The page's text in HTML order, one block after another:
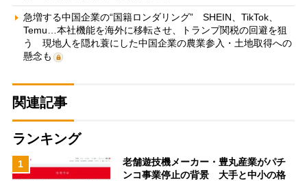
急増する中国企業の“国籍ロンダリング” SHEIN、TikTok、
Temu…本社機能を海外に移転させ、トランプ関税の回避を狙
う 現地人を隠れ蓑にした中国企業の農業参入・土地取得への
懸念も
関連記事
ランキング
1
老舗遊技機メーカー・豊丸産業がパチ
ンコ事業停止の背景 大手と中小の格